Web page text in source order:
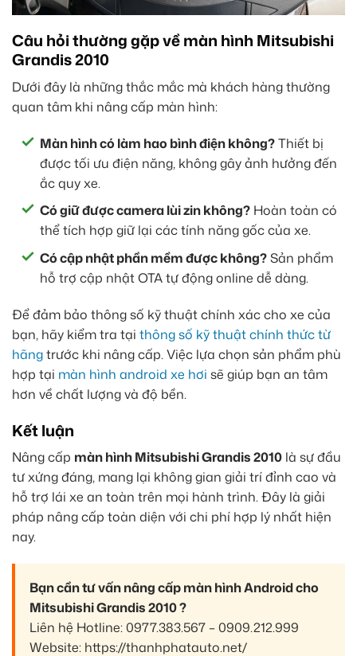
Câu hỏi thường gặp về màn hình Mitsubishi
Grandis 2010
Dưới đây là những thắc mắc mà khách hàng thường
quan tâm khi nâng cấp màn hình:
Màn hình có làm hao bình điện không?Thiết bị
được tối ưu điện năng, không gây ảnh hưởng đến
ắc quy xe.
Có giữ được camera lùi zin không? Hoàn toàn có
thể tích hợp giữ lại các tính năng gốc của xe.
Có cập nhật phần mềm được không?Sản phẩm
hỗ trợ cập nhật OTA tự động online dễ dàng.
Để đảm bảo thông số kỹ thuật chính xác cho xe của
bạn, hãy kiểm tra tại thông số kỹ thuật chính thức từ
hãngtrước khi nâng cấp. Việc lựa chọn sản phẩm phù
hợp tại màn hình android xe hơi sẽ giúp bạn an tâm
hơn về chất lượng và độ bền.
Kết luận
Nâng cấp màn hình Mitsubishi Grandis 2010 là sự đầu
tư xứng đáng, mang lại không gian giải trí đỉnh cao và
hỗ trợ lái xe an toàn trên mọi hành trình. Đây là giải
pháp nâng cấp toàn diện với chi phí hợp lý nhất hiện
nay.
Bạn cần tư vấn nâng cấp màn hình Android cho
Mitsubishi Grandis 2010 ?
Liên hệ Hotline: 0977.383.567 – 0909.212.999
Website: https://thanhphatauto.net/